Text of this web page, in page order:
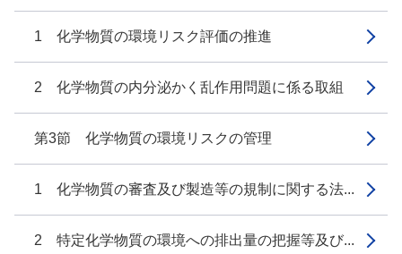
1 化学物質の環境リスク評価の推進
2 化学物質の内分泌かく乱作用問題に係る取組
第3節 化学物質の環境リスクの管理
1 化学物質の審査及び製造等の規制に関する法...
2 特定化学物質の環境への排出量の把握等及び...